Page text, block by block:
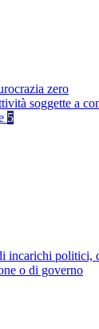
zero
soggette a
5
incarichi politici,
o di governo